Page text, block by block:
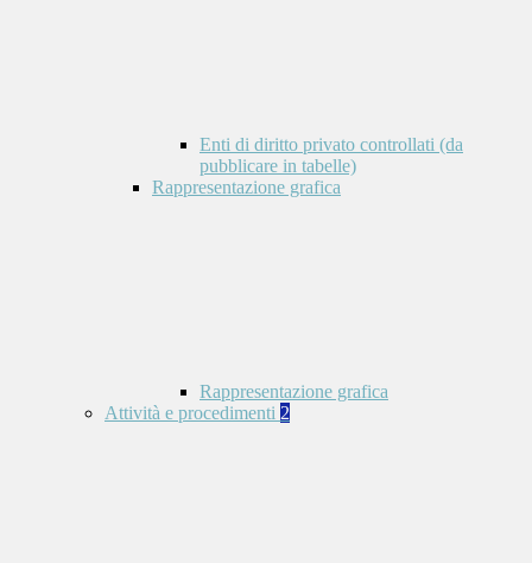
Enti di diritto privato controllati (da
pubblicare in tabelle)
Rappresentazione grafica
Rappresentazione grafica
Attività e procedimenti 2